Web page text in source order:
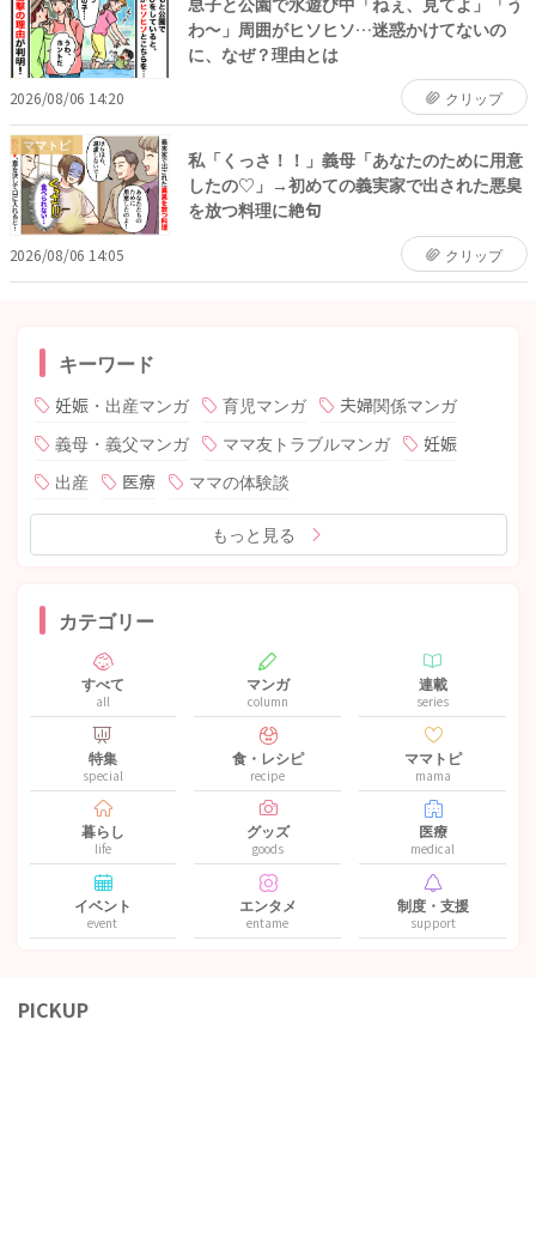
わ〜」周囲がヒソヒソ…迷惑かけてないの
に、なぜ？理由とは
2026/08/06 14:20 クリップ
ママトピ
私「くっさ！！」義母「あなたのために用意
したの♡」→初めての義実家で出された悪臭
を放つ料理に絶句
2026/08/06 14:05 クリップ
キーワード
妊娠・出産マンガ 育児マンガ
夫婦関係マンガ
義母・義父マンガ
ママ友トラブルマンガ
妊娠
出産
医療 ママの体験談
もっと見る
カテゴリー
すべて
all
マンガ
column
連載
series
特集
special
食・レシピ
recipe
ママトピ
mama
暮らし
life
グッズ
goods
医療
medical
イベント
event
エンタメ
entame
制度・支援
support
PICKUP